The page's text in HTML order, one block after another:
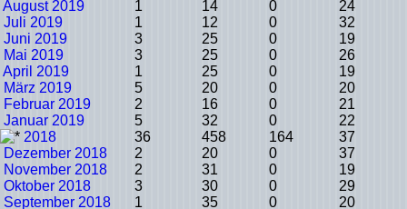
August 2019
1 14 0
24
Juli 2019
1 12 0
32
Juni 2019
3 25 0
19
Mai 2019
3 25 0
26
April 2019
1 25 0
19
März 2019
5 20 0
20
Februar 2019
2 16 0
21
Januar 2019
5 32 0
22
2018
36 458 164
37
Dezember 2018
2 20 0
37
November 2018
2 31 0
19
Oktober 2018
3 30 0
29
September 2018
1 35 0
20